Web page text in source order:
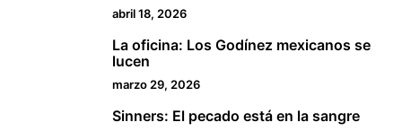
abril 18, 2026
La oficina: Los Godínez mexicanos se
lucen
marzo 29, 2026
Sinners: El pecado está en la sangre